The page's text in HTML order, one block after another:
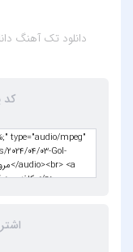
دانلود تک آهنگ
کد